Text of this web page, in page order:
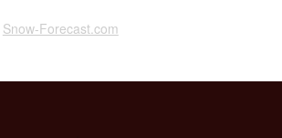
Snow-Forecast.com